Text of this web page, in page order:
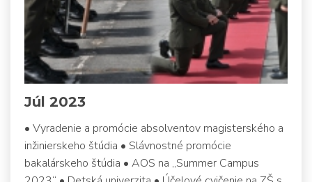
Júl 2023
• Vyradenie a promócie absolventov magisterského a
inžinierskeho štúdia • Slávnostné promócie
bakalárskeho štúdia • AOS na „Summer Campus